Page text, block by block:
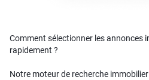
Comment sélectionner les annonces
rapidement ?
Notre moteur de recherche